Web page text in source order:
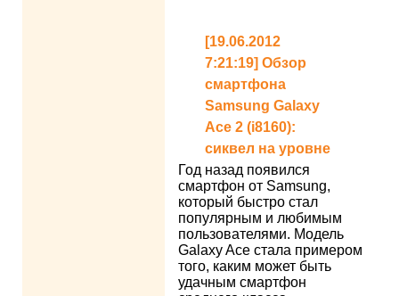
[19.06.2012
7:21:19] Обзор
смартфона
Samsung Galaxy
Ace 2 (i8160):
сиквел на уровне
Год назад появился
смартфон от Samsung,
который быстро стал
популярным и любимым
пользователями. Модель
Galaxy Ace стала примером
того, каким может быть
удачным смартфон